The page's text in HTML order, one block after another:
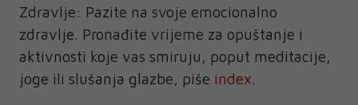
Zdravlje: Pazite na svoje emocionalno
zdravlje. Pronađite vrijeme za opuštanje i
aktivnosti koje vas smiruju, poput meditacije,
joge ili slušanja glazbe, piše index.